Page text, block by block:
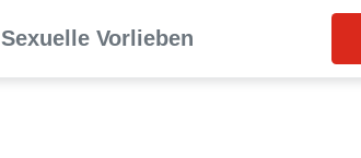
Sexuelle Vorlieben